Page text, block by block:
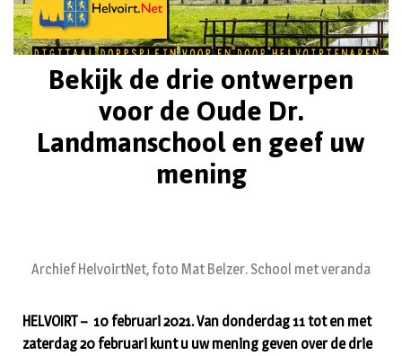
Bekijk de drie ontwerpen
voor de Oude Dr.
Landmanschool en geef uw
mening
Archief HelvoirtNet, foto Mat Belzer. School met veranda
HELVOIRT – 10 februari 2021. Van donderdag 11 tot en met
zaterdag 20 februari kunt u uw mening geven over de drie